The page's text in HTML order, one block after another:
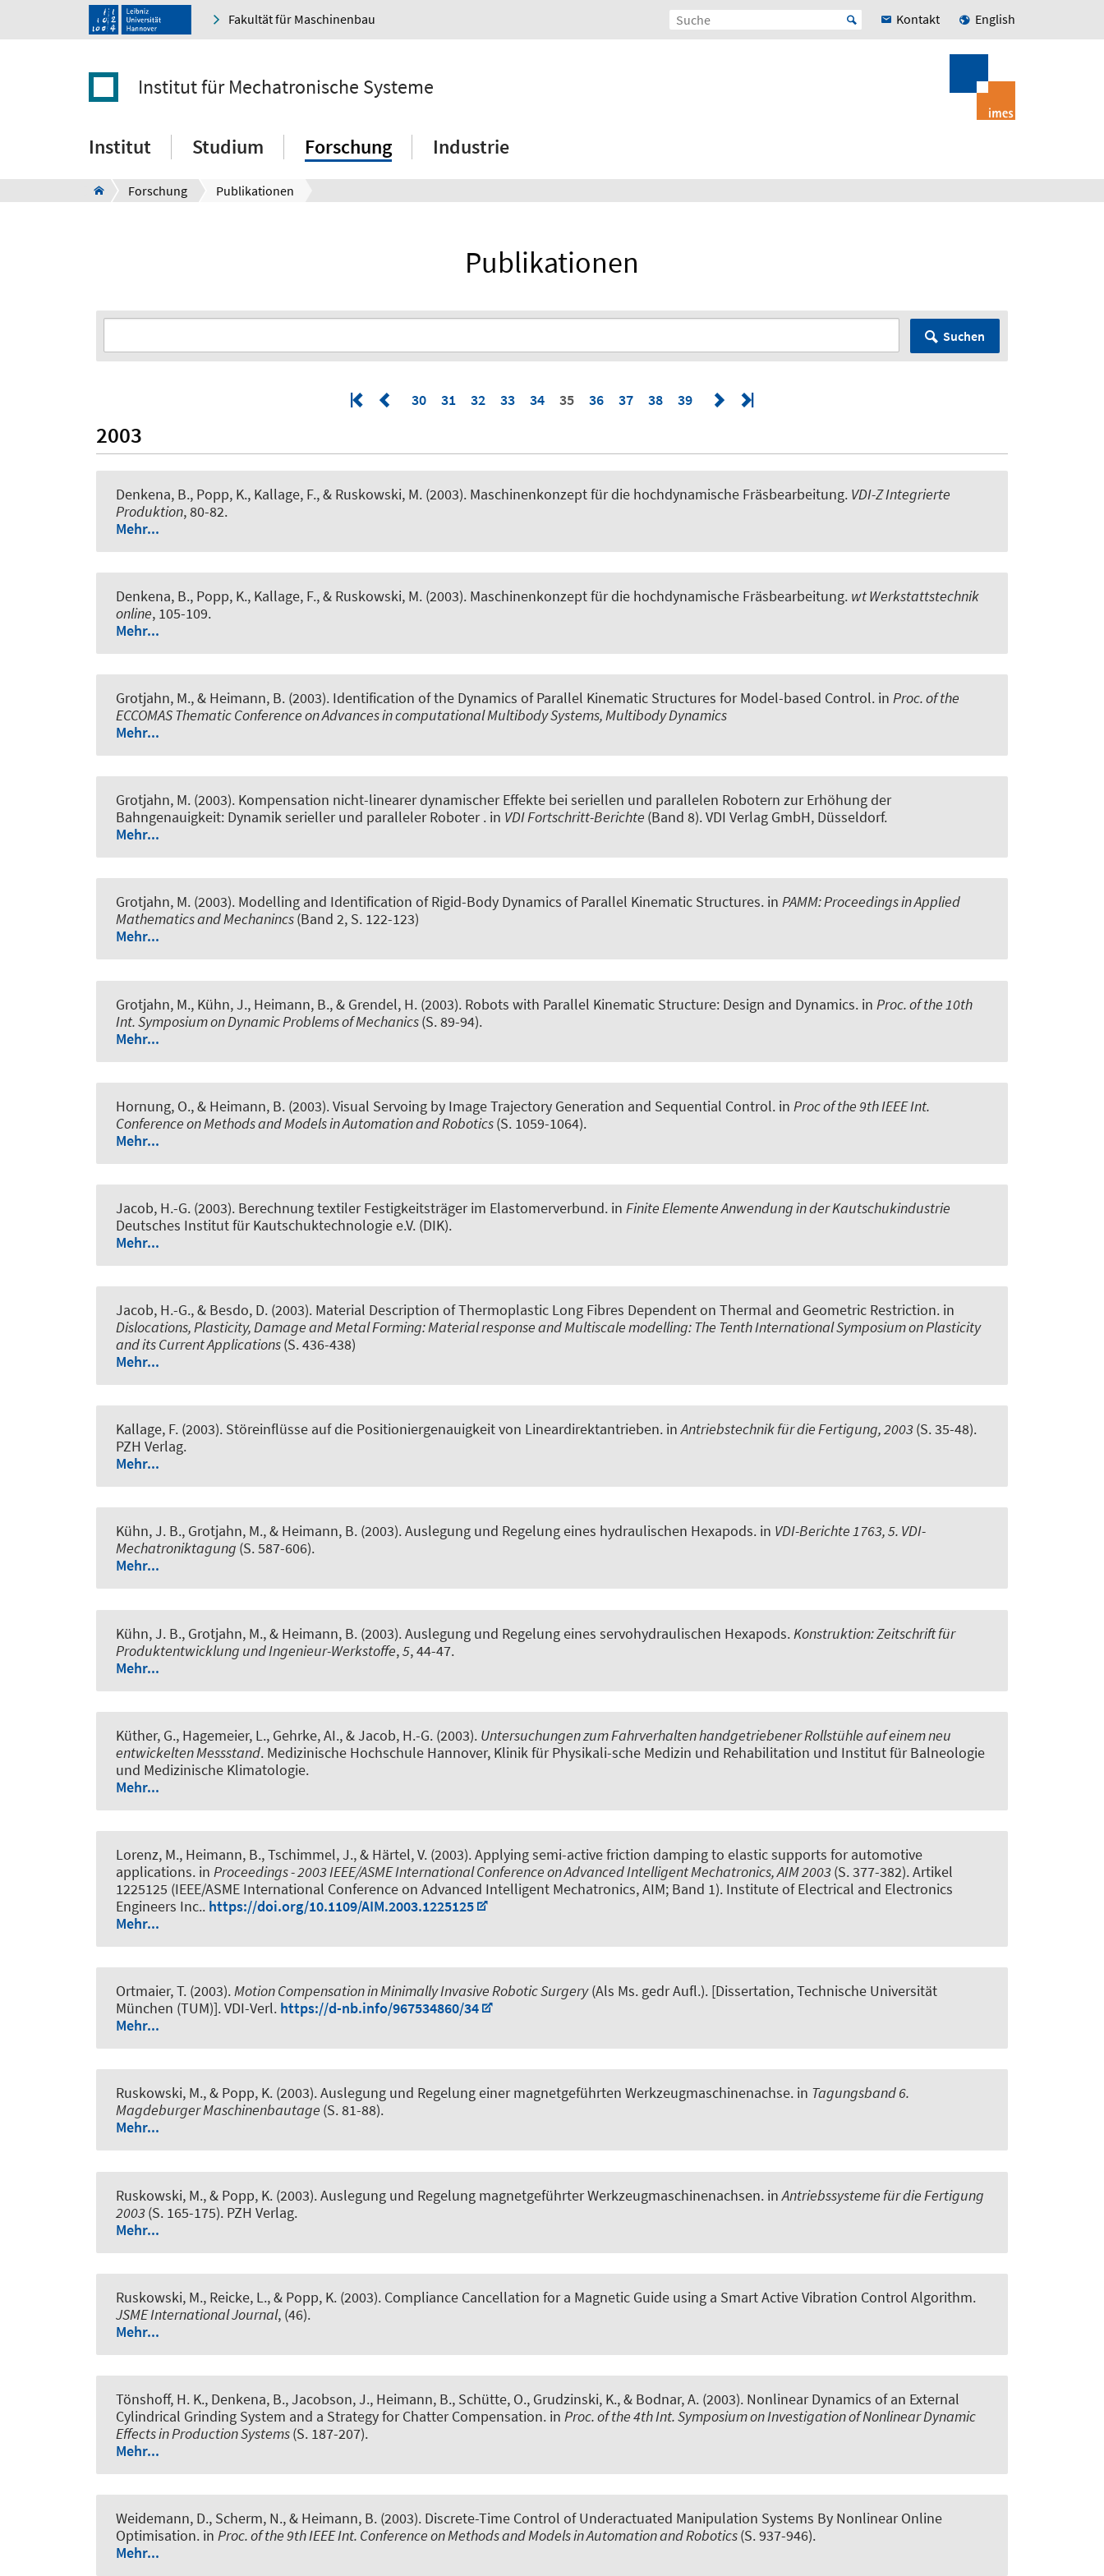
Fakultät für Maschinenbau Kontakt English
Institut für Mechatronische Systeme
Institut Studium Forschung Industrie
Forschung Publikationen
Publikationen
Suchen
30 31 32 33 34 35 36 37 38 39
2003
Denkena, B., Popp, K., Kallage, F., & Ruskowski, M. (2003). Maschinenkonzept für die hochdynamische Fräsbearbeitung. VDI-Z Integrierte
Produktion, 80-82.
Mehr...
Denkena, B., Popp, K., Kallage, F., & Ruskowski, M. (2003). Maschinenkonzept für die hochdynamische Fräsbearbeitung. wt Werkstattstechnik
online, 105-109.
Mehr...
Grotjahn, M., & Heimann, B. (2003). Identification of the Dynamics of Parallel Kinematic Structures for Model-based Control. in Proc. of the
ECCOMAS Thematic Conference on Advances in computational Multibody Systems, Multibody Dynamics
Mehr...
Grotjahn, M. (2003). Kompensation nicht-linearer dynamischer Effekte bei seriellen und parallelen Robotern zur Erhöhung der
Bahngenauigkeit: Dynamik serieller und paralleler Roboter. in VDI Fortschritt-Berichte (Band 8). VDI Verlag GmbH, Düsseldorf.
Mehr...
Grotjahn, M. (2003). Modelling and Identification of Rigid-Body Dynamics of Parallel Kinematic Structures. in PAMM: Proceedings in Applied
Mathematics and Mechanincs(Band 2, S. 122-123)
Mehr...
Grotjahn, M., Kühn, J., Heimann, B., & Grendel, H. (2003). Robots with Parallel Kinematic Structure: Design and Dynamics. in Proc. of the 10th
Int. Symposium on Dynamic Problems of Mechanics(S. 89-94).
Mehr...
Hornung, O., & Heimann, B. (2003).Visual Servoing by Image Trajectory Generation and Sequential Control. in Proc of the 9th IEEE Int.
Conference on Methods and Models in Automation and Robotics(S. 1059-1064).
Mehr...
Jacob, H.-G. (2003). Berechnung textiler Festigkeitsträger im Elastomerverbund. in Finite Elemente Anwendung in der Kautschukindustrie
Deutsches Institut für Kautschuktechnologie e.V. (DIK).
Mehr...
Jacob, H.-G., & Besdo, D. (2003). Material Description of Thermoplastic Long Fibres Dependent on Thermal and Geometric Restriction. in
Dislocations, Plasticity, Damage and Metal Forming: Material response and Multiscale modelling: The Tenth International Symposium on Plasticity
and its Current Applications(S. 436-438)
Mehr...
Kallage, F. (2003). Störeinflüsse auf die Positioniergenauigkeit von Lineardirektantrieben. inAntriebstechnik für die Fertigung, 2003(S. 35-48).
PZH Verlag.
Mehr...
Kühn, J. B., Grotjahn, M., & Heimann, B. (2003).Auslegung und Regelung eines hydraulischen Hexapods. in VDI-Berichte 1763, 5. VDI-
Mechatroniktagung (S. 587-606).
Mehr...
Kühn, J. B., Grotjahn, M., & Heimann, B. (2003).Auslegung und Regelung eines servohydraulischen Hexapods.Konstruktion: Zeitschrift für
Produktentwicklung und Ingenieur-Werkstoffe,5, 44-47.
Mehr...
Küther, G., Hagemeier, L., Gehrke, AI., & Jacob, H.-G. (2003). Untersuchungen zum Fahrverhalten handgetriebener Rollstühle auf einem neu
entwickelten Messstand. Medizinische Hochschule Hannover, Klinik für Physikali-sche Medizin und Rehabilitation und Institut für Balneologie
und Medizinische Klimatologie.
Mehr...
Lorenz, M., Heimann, B., Tschimmel, J., & Härtel, V. (2003).Applying semi-active friction damping to elastic supports for automotive
applications. in Proceedings - 2003 IEEE/ASME International Conference on Advanced Intelligent Mechatronics, AIM 2003(S. 377-382). Artikel
1225125 (IEEE/ASME International Conference on Advanced Intelligent Mechatronics, AIM; Band 1). Institute of Electrical and Electronics
Engineers Inc.. https://doi.org/10.1109/AIM.2003.1225125
Mehr...
Ortmaier, T. (2003).Motion Compensation in Minimally Invasive Robotic Surgery(Als Ms. gedr Aufl.). [Dissertation, Technische Universität
München (TUM)]. VDI-Verl. https://d-nb.info/967534860/34
Mehr...
Ruskowski, M., & Popp, K. (2003).Auslegung und Regelung einer magnetgeführten Werkzeugmaschinenachse. in Tagungsband 6.
Magdeburger Maschinenbautage (S. 81-88).
Mehr...
Ruskowski, M., & Popp, K. (2003).Auslegung und Regelung magnetgeführter Werkzeugmaschinenachsen. inAntriebssysteme für die Fertigung
2003(S. 165-175). PZH Verlag.
Mehr...
Ruskowski, M., Reicke, L., & Popp, K. (2003). Compliance Cancellation for a Magnetic Guide using a Smart Active Vibration Control Algorithm.
JSME International Journal, (46).
Mehr...
Tönshoff, H. K., Denkena, B., Jacobson, J., Heimann, B., Schütte, O., Grudzinski, K., & Bodnar, A. (2003). Nonlinear Dynamics of an External
Cylindrical Grinding System and a Strategy for Chatter Compensation. in Proc. of the 4th Int. Symposium on Investigation of Nonlinear Dynamic
Effects in Production Systems(S. 187-207).
Mehr...
Weidemann, D., Scherm, N., & Heimann, B. (2003). Discrete-Time Control of Underactuated Manipulation Systems By Nonlinear Online
Optimisation. in Proc. of the 9th IEEE Int. Conference on Methods and Models in Automation and Robotics(S. 937-946).
Mehr...